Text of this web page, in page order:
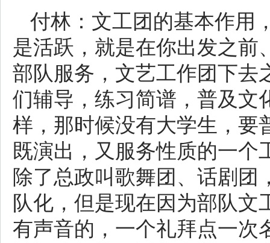
付林：文工团的基本作用
是活跃，就是在你出发之前
部队服务，文艺工作团下去
们辅导，练习简谱，普及文
样，那时候没有大学生，要
既演出，又服务性质的一个
除了总政叫歌舞团、话剧团
队化，但是现在因为部队
有声音的，一个礼拜点一次